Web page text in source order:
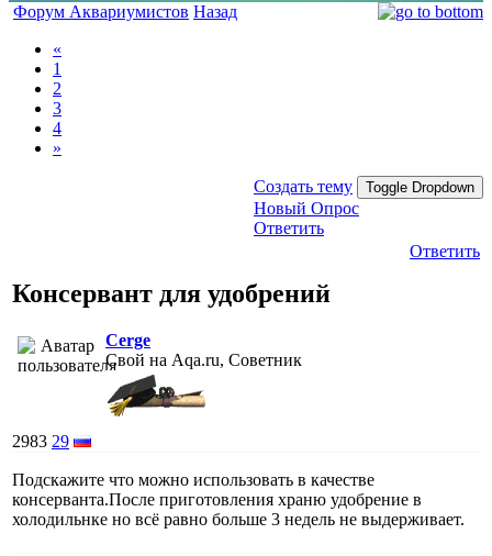
Форум Аквариумистов Назад
«
1
2
3
4
»
Создать тему Toggle Dropdown
Новый Опрос
Ответить
Ответить
Консервант для удобрений
Cerge
Свой на Aqa.ru, Советник
2983 29
Подскажите что можно использовать в качестве
консерванта.После приготовления храню удобрение в
холодильнке но всё равно больше 3 недель не выдерживает.